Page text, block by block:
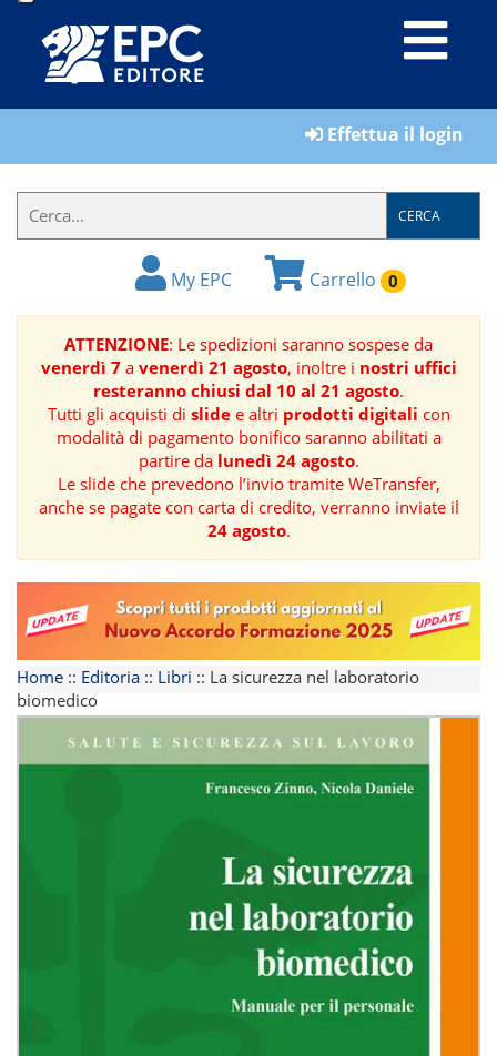
LIBRI
IL
FORMATORE
BOOK
RIVISTE
MANUALISTICA
SOFTWARE
TEMATICHE
Effettua il login
CERCA
My EPC Carrello 0
ATTENZIONE: Le spedizioni saranno sospese da
venerdì 7a venerdì 21 agosto, inoltre i nostri uffici
resteranno chiusi dal 10 al 21 agosto.
Tutti gli acquisti di slidee altri prodotti digitali con
modalità di pagamento bonifico saranno abilitati a
partire da lunedì 24 agosto.
Le slide che prevedono l’invio tramite WeTransfer,
anche se pagate con carta di credito, verranno inviate il
24 agosto.
Home :: Editoria :: Libri :: La sicurezza nel laboratorio
biomedico